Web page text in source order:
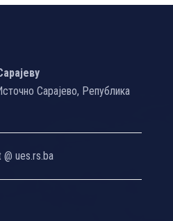
Сарајево, Република
ues.rs.ba